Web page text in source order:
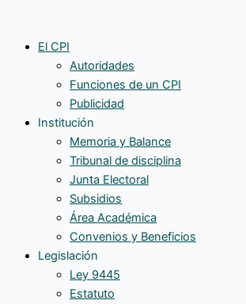
El CPI
Autoridades
Funciones de un CPI
Publicidad
Institución
Memoria y Balance
Tribunal de disciplina
Junta Electoral
Subsidios
Área Académica
Convenios y Beneficios
Legislación
Ley 9445
Estatuto